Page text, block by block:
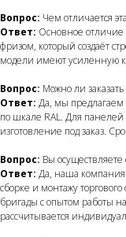
Вопрос: Чем отличается
Ответ: Основное
фризом, который создаёт
модели имеют усиленную
Вопрос: Можно ли
Ответ: Да, мы предлагаем
по шкале RAL. Для
изготовление под заказ.
Вопрос: Вы осуществляете
Ответ: Да, наша компания
сборке и монтажу
бригады с опытом работы
рассчитывается